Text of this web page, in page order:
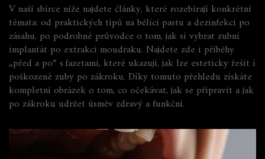
V naší sbírce níže najdete články, které rozebírají konkrétní
témata: od praktických tipů nabělící pastu a dezinfekci po
zásahu, po podrobné průvodce o tom, jak si vybrat zubní
implantát po extrakci moudraku. Najdete zde i příběhy
„před a po“ s fazetami, které ukazují, jak lze esteticky řešit i
poškozené zuby po zákroku. Díky tomuto přehledu získáte
kompletní obrázek o tom, co očekávat, jak se připravit a jak
po zákroku udržet úsměv zdravý a funkční.